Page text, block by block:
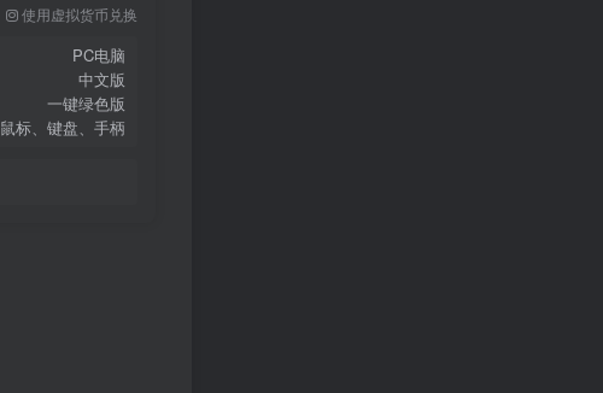
使用虚拟货币兑换
PC电脑
中文版
一键绿色版
鼠标、键盘、手柄